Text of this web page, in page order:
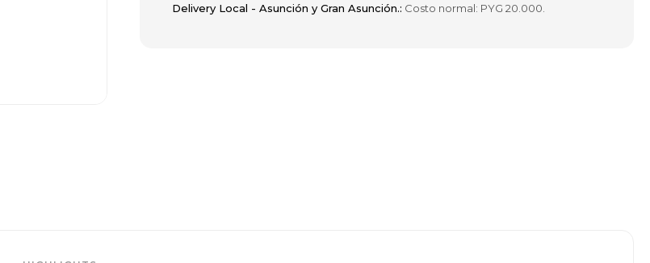
Delivery Local - Asunción y Gran Asunción.: Costo normal: PYG 20.000.